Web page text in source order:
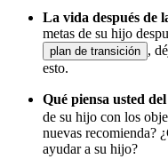
La vida después de
metas de su hijo
plan de transición ,
esto.
Qué piensa usted del
de su hijo con los
nuevas recomienda?
ayudar a su hijo?